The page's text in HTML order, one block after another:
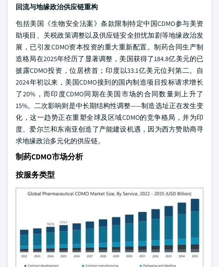
回流与地缘政治供应链重构
包括美国《生物安全法案》条款限制特定中国CDMO参与美资
助项目、关税政策调整以及供应链安全担忧加剧等地缘政治发
展，已引发CDMO资本投资的重大重新配置。制药合同生产制
造格局在2025年经历了显著调整，美国获得了184.8亿美元的已
披露CDMO投资，位居榜首；印度以33.1亿美元位列第二。自
2024年初以来，美国CDMO接到的国内制造项目投标请求增长
了20%，而印度CDMO同期在美国市场的合同数量则上升了
15%。二次影响则是中长期结构性调整——制造选址正在发生变
化，这一趋势正在重塑全球及区域CDMO的竞争格局，并为印
度、爱尔兰和东南亚创造了产能建设机遇，因为西方赞助商寻
求地缘政治多元化的供应链。
制药CDMO市场分析
按服务类型